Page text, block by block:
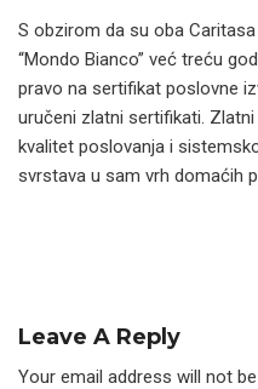
S obzirom da su oba
“Mondo Bianco” već treću
pravo na sertifikat poslovne
uručeni zlatni sertifikati.
kvalitet poslovanja i
svrstava u sam vrh domaćih
Leave A Reply
Your email address will not